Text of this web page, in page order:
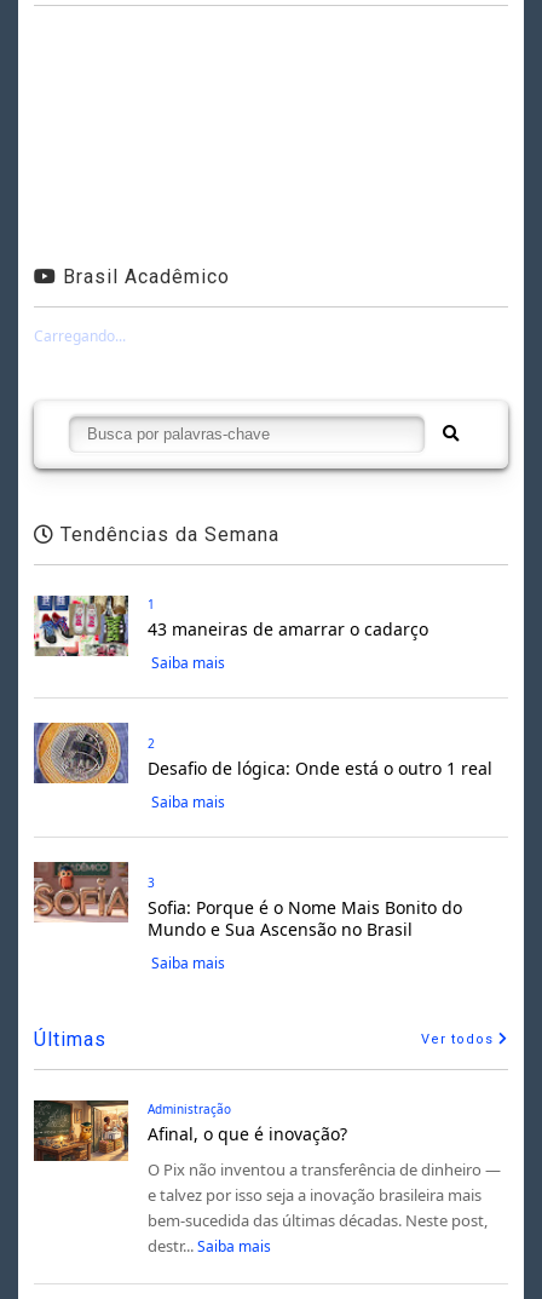
Brasil Acadêmico
Carregando...
Tendências da Semana
1
43 maneiras de amarrar o cadarço
Saiba mais
2
Desafio de lógica: Onde está o outro 1 real
Saiba mais
3
Sofia: Porque é o Nome Mais Bonito do
Mundo e Sua Ascensão no Brasil
Saiba mais
Últimas Ver todos
Administração
Afinal, o que é inovação?
O Pix não inventou a transferência de dinheiro —
e talvez por isso seja a inovação brasileira mais
bem-sucedida das últimas décadas. Neste post,
destr... Saiba mais